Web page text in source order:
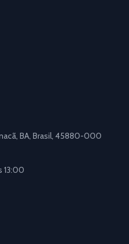
BA, Brasil, 45880-000
13:00